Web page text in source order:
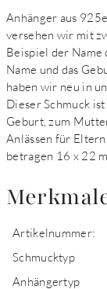
Anhänger aus
versehen wir mit
Beispiel der Name
Name und das
haben wir neu in
Dieser Schmuck
Geburt, zum
Anlässen für
betragen 16 x 22
Artikelnummer:
Schmucktyp
Anhängertyp